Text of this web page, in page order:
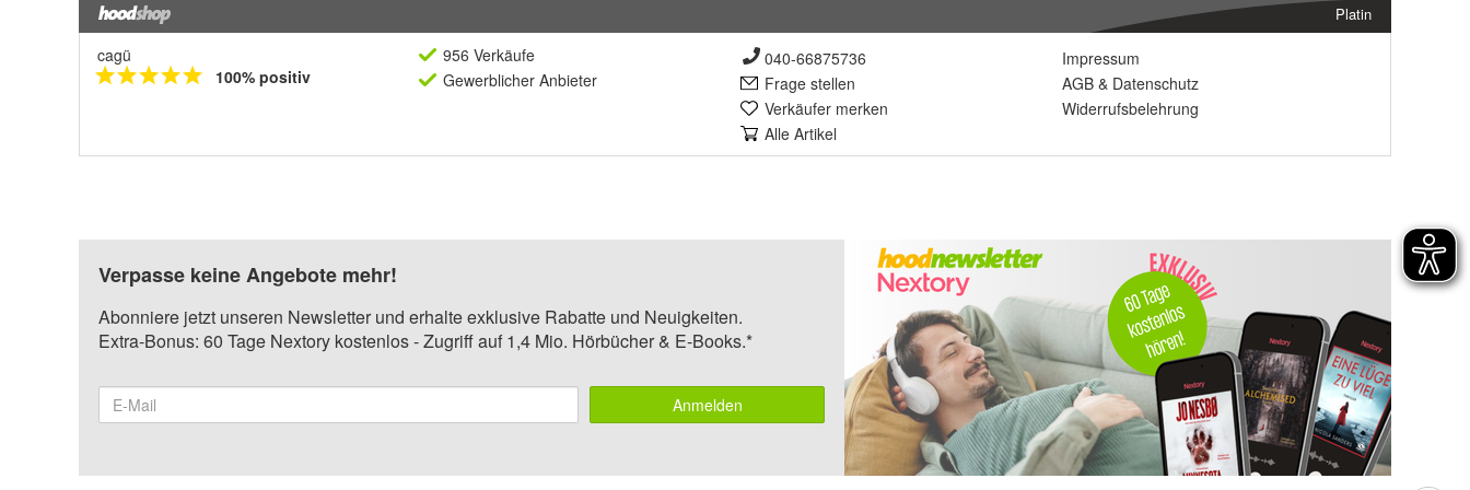
Platin
cagü
100% positiv
956 Verkäufe
Gewerblicher Anbieter
040-66875736
Frage stellen
Verkäufer merken
Alle Artikel
Impressum
AGB & Datenschutz
Widerrufsbelehrung
Verpasse keine Angebote mehr!
Abonniere jetzt unseren Newsletter und erhalte exklusive Rabatte und Neuigkeiten.
Extra-Bonus: 60 Tage Nextory kostenlos - Zugriff auf 1,4 Mio. Hörbücher & E-Books.*
Anmelden